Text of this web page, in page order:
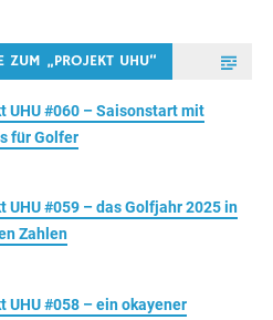
ZUM „PROJEKT UHU“
UHU #060 – Saisonstart mit
für Golfer
UHU #059 – das Golfjahr 2025 in
Zahlen
UHU #058 – ein okayener